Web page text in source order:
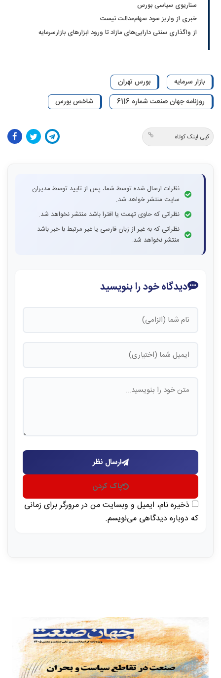
سناریوی سیاسی بورس
خبری از واریز سود سهام‌عدالت نیست
از واگذاری سنتی دارایی‌های مازاد تا ورود ابزارهای بازارسرمایه
بازار سرمایه
بورس تهران
روزنامه جهان صنعت شماره 6116
شاخص بورس
کپی لینک کوتاه
نظرات ارسال شده توسط شما، پس از تایید توسط مدیران
سایت منتشر خواهد شد.
نظراتی که حاوی تهمت یا افترا باشد منتشر نخواهد شد.
نظراتی که به غیر از زبان فارسی یا غیر مرتبط با خبر باشد
منتشر نخواهد شد.
دیدگاه خود را بنویسید
ارسال نظر
پاک کردن
ذخیره نام، ایمیل و وبسایت من در مرورگر برای زمانی
که دوباره دیدگاهی می‌نویسم.